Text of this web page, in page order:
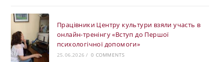
Працівники Центру культури взяли участь в
онлайн-тренінгу «Вступ до Першої
психологічної допомоги»
25.06.2026 / 0 COMMENTS